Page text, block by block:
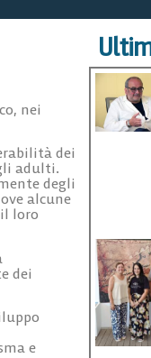
nei
dei
adulti.
degli
alcune
loro
dei
e